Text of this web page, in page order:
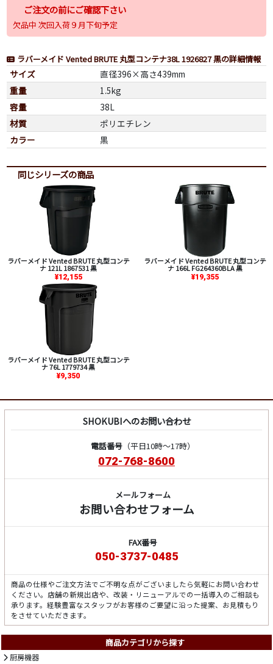
ご注文の前にご確認下さい
欠品中 次回入荷９月下旬予定
ラバーメイド Vented BRUTE 丸型コンテナ38L 1926827 黒の詳細情報
サイズ
直径396×高さ439mm
重量
1.5kg
容量
38L
材質
ポリエチレン
カラー
黒
同じシリーズの商品
ラバーメイド Vented BRUTE 丸型コンテ
ナ 121L 1867531 黒
¥12,155
ラバーメイド Vented BRUTE 丸型コンテ
ナ 166L FG264360BLA 黒
¥19,355
ラバーメイド Vented BRUTE 丸型コンテ
ナ 76L 1779734 黒
¥9,350
SHOKUBIへのお問い合わせ
電話番号（平日10時～17時）
072-768-8600
メールフォーム
お問い合わせフォーム
FAX番号
050-3737-0485
商品の仕様やご注文方法でご不明な点がございましたら気軽にお問い合わせ
ください。店舗の新規出店や、改装・リニューアルでの一括導入のご相談も
承ります。経験豊富なスタッフがお客様のご要望に沿った提案、お見積もり
をさせていただきます。
商品カテゴリから探す
厨房機器